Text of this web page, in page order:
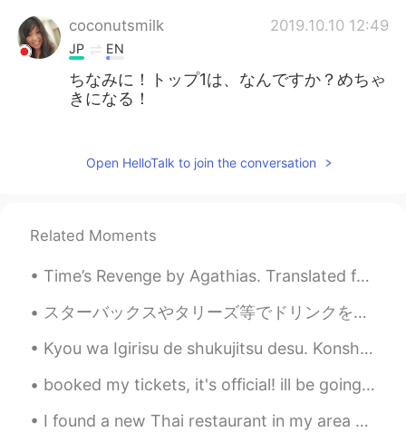
coconutsmilk 2019.10.10 12:49
JP EN
ちなみに！トップ1は、なんですか？めちゃ
きになる！
EN
I love it. I had a deep emotion when I ate
JP EN
大大大好きです〜！ I prefer vanilla to
Open HelloTalk to join the conversation
Related Moments
Time’s Revenge by Agathias. Translated from Greek by Robert Bland. SHE, who but late in beauty’...
スターバックスやタリーズ等でドリンクをマグカップで注文できることを知っていますか?☕ ホットドリンクだけではなくアイスやフラッペもグラスで注文OKですよ! 今後ぜひ使い捨てるカップではなくマグカ...
Kyou wa Igirisu de shukujitsu desu. Konshu wa osigoto ga isogashi deshou, tabun ryori ga dekina...
booked my tickets, it's official! ill be going to japan and Korea in july! i hope it won't be to...
I found a new Thai restaurant in my area 🇹🇭 🇬🇧 It was perhaps the best Thai food I have tasted ...